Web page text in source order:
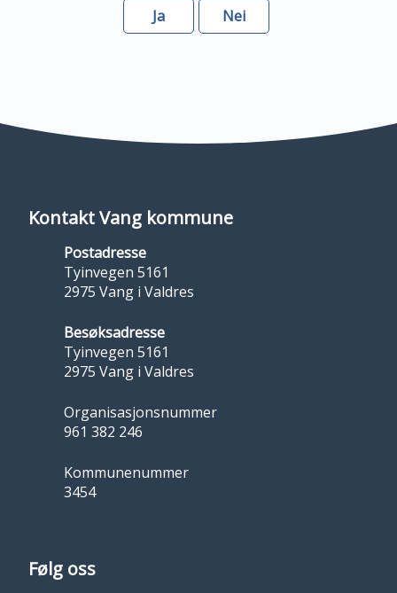
Ja Nei
Kontakt Vang kommune
Postadresse
Tyinvegen 5161
2975 Vang i Valdres
Besøksadresse
Tyinvegen 5161
2975 Vang i Valdres
Organisasjonsnummer
961 382 246
Kommunenummer
3454
Følg oss